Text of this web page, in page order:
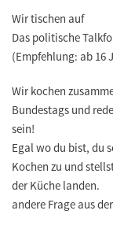
Wir tischen auf
Das politische
(Empfehlung: ab 16
Wir kochen
Bundestags und
sein!
Egal wo du bist, du
Kochen zu und
der Küche landen.
andere Frage aus